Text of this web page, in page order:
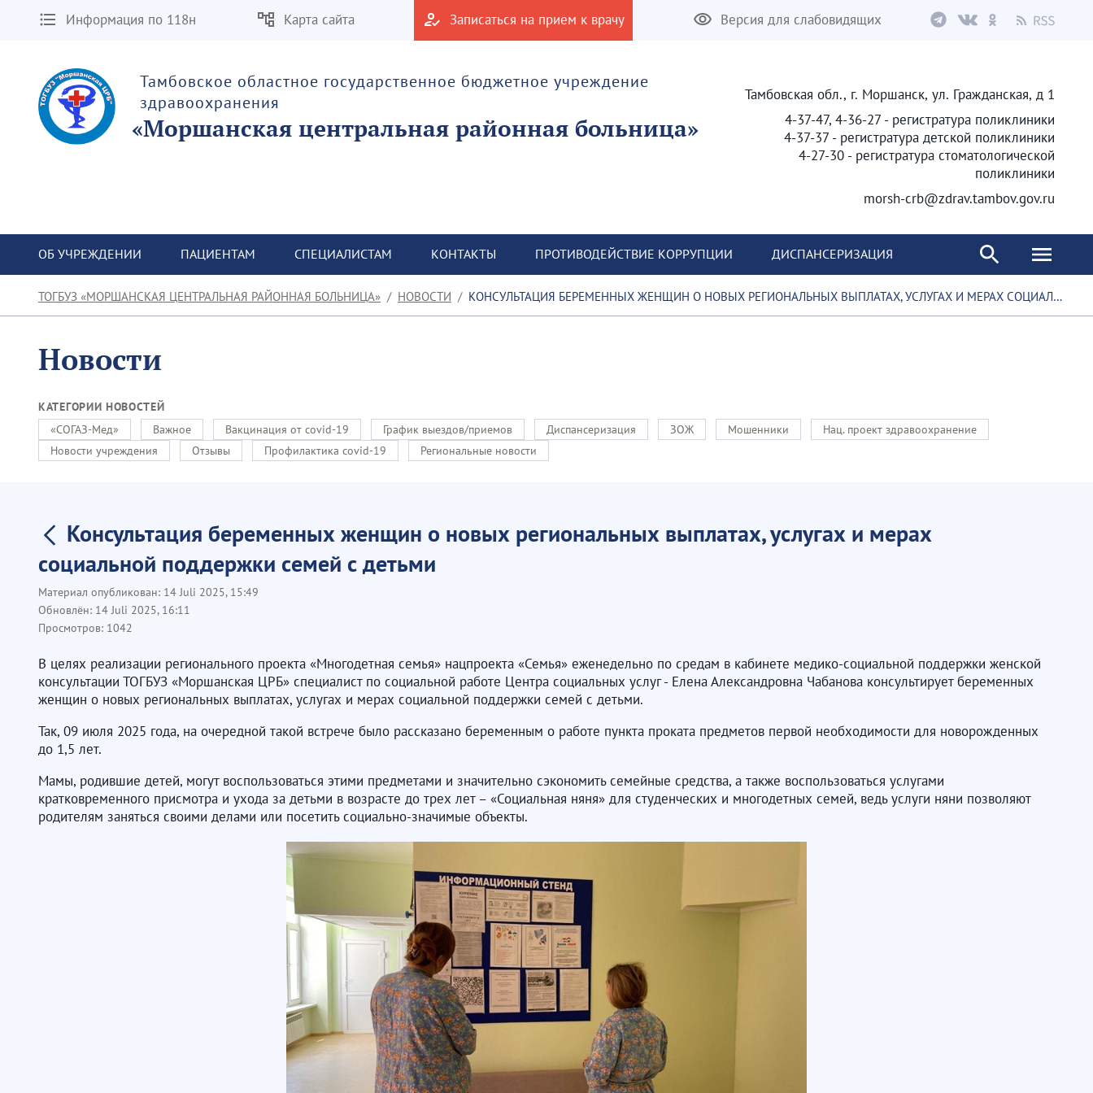
Информация по 118н Карта сайта Записаться на прием к врачу Версия для слабовидящих
Тамбовское областное государственное бюджетное учреждение
здравоохранения
«Моршанская центральная районная больница»
Тамбовская обл., г. Моршанск, ул. Гражданская, д 1
4-37-47, 4-36-27 - регистратура поликлиники
4-37-37 - регистратура детской поликлиники
4-27-30 - регистратура стоматологической
поликлиники
morsh-crb@zdrav.tambov.gov.ru
ОБ УЧРЕЖДЕНИИ ПАЦИЕНТАМ СПЕЦИАЛИСТАМ КОНТАКТЫ ПРОТИВОДЕЙСТВИЕ КОРРУПЦИИ ДИСПАНСЕРИЗАЦИЯ
ТОГБУЗ «МОРШАНСКАЯ ЦЕНТРАЛЬНАЯ РАЙОННАЯ БОЛЬНИЦА» НОВОСТИ КОНСУЛЬТАЦИЯ БЕРЕМЕННЫХ ЖЕНЩИН О НОВЫХ РЕГИОНАЛЬНЫХ ВЫПЛАТАХ, УСЛУГАХ И МЕРАХ СОЦИАЛЬНОЙ ПОДДЕРЖКИ СЕМЕЙ С ДЕТЬМИ
Новости
КАТЕГОРИИ НОВОСТЕЙ
«СОГАЗ-Мед»
Важное Вакцинация от covid-19 График выездов/приемов Диспансеризация ЗОЖ Мошенники
Нац. проект здравоохранение
Новости учреждения
Отзывы Профилактика covid-19 Региональные новости
Консультация беременных женщин о новых региональных выплатах, услугах и мерах
социальной поддержки семей с детьми
Материал опубликован: 14 Juli 2025, 15:49
Обновлён: 14 Juli 2025, 16:11
Просмотров: 1042
В целях реализации регионального проекта «Многодетная семья» нацпроекта «Семья» еженедельно по средам в кабинете медико-социальной поддержки женской
консультации ТОГБУЗ «Моршанская ЦРБ» специалист по социальной работе Центра социальных услуг - Елена Александровна Чабанова консультирует беременных
женщин о новых региональных выплатах, услугах и мерах социальной поддержки семей с детьми.
Так, 09 июля 2025 года, на очередной такой встрече было рассказано беременным о работе пункта проката предметов первой необходимости для новорожденных
до 1,5 лет.
Мамы, родившие детей, могут воспользоваться этими предметами и значительно сэкономить семейные средства, а также воспользоваться услугами
кратковременного присмотра и ухода за детьми в возрасте до трех лет – «Социальная няня» для студенческих и многодетных семей, ведь услуги няни позволяют
родителям заняться своими делами или посетить социально-значимые объекты.